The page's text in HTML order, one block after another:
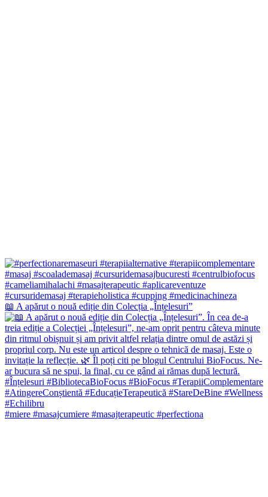
📖 A apărut o nouă ediție din Colecția „Înțelesuri”
#miere #masajcumiere #masajterapeutic #perfectiona